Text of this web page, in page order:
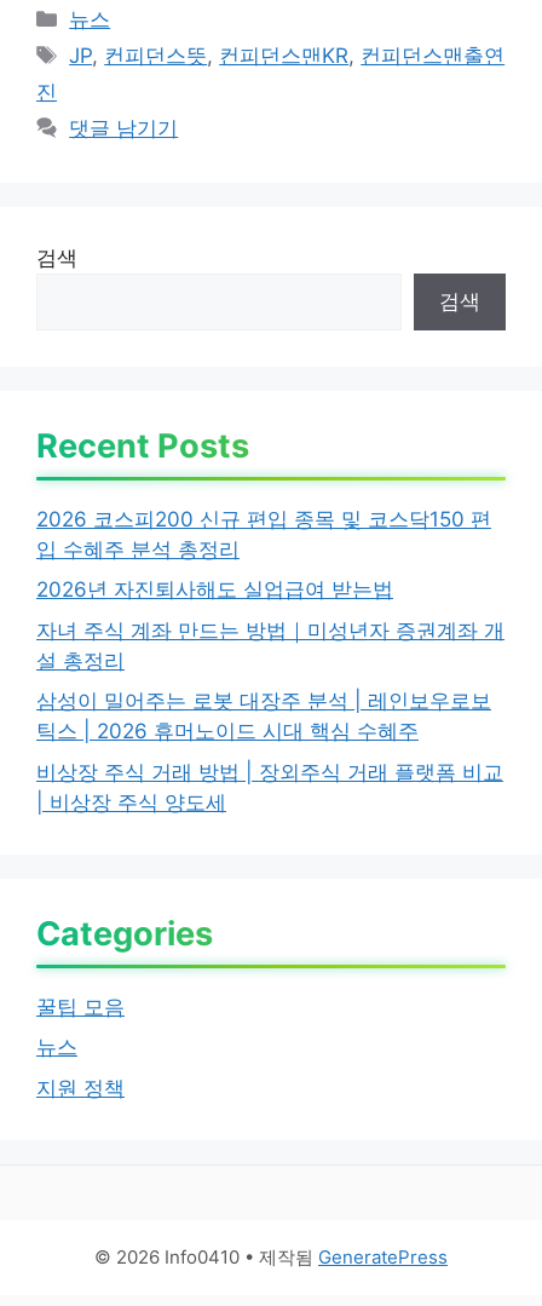
카
테
뉴스
태
JP, 컨피던스뜻, 컨피던스맨KR, 컨피던스맨출연
진
댓글 남기기
검색
검색
Recent Posts
2026 코스피200 신규 편입 종목 및 코스닥150 편
입 수혜주 분석 총정리
2026년 자진퇴사해도 실업급여 받는법
자녀 주식 계좌 만드는 방법｜미성년자 증권계좌 개
설 총정리
삼성이 밀어주는 로봇 대장주 분석 | 레인보우로보
틱스 | 2026 휴머노이드 시대 핵심 수혜주
비상장 주식 거래 방법 | 장외주식 거래 플랫폼 비교
| 비상장 주식 양도세
Categories
꿀팁 모음
뉴스
지원 정책
© 2026 Info0410 • 제작됨 GeneratePress